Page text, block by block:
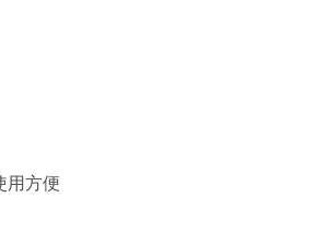
用方便